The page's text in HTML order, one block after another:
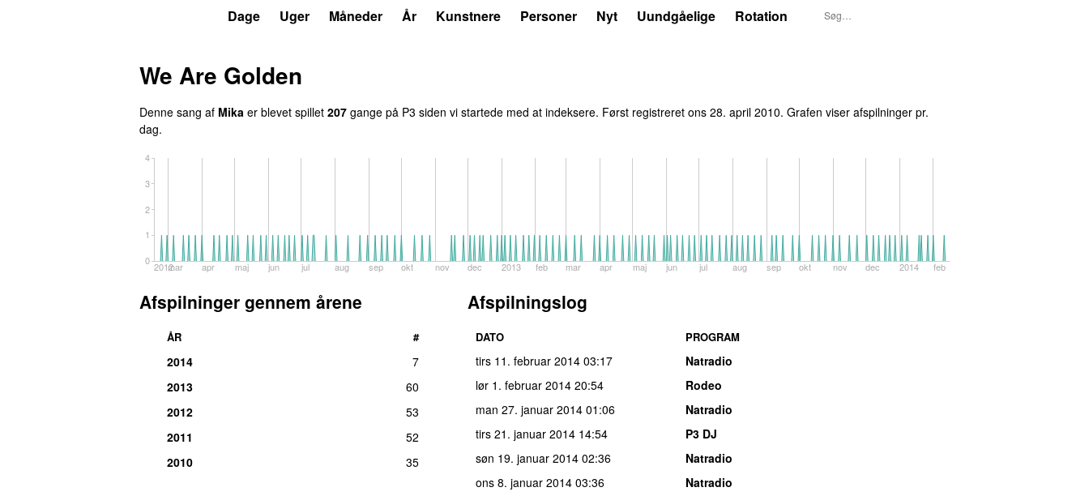
Dage Uger Måneder År Kunstnere Personer Nyt Uundgåelige Rotation
We Are Golden
Denne sang af Mika er blevet spillet 207 gange på P3 siden vi startede med at indeksere. Først registreret ons 28. april 2010. Grafen viser afspilninger pr.
dag.
2012mar apr maj jun jul aug sep okt nov dec 2013 feb mar apr maj jun jul aug sep okt nov dec 2014 feb
0
1
2
3
4
Afspilninger gennem årene
ÅR #
2014
7
2013
60
2012
53
2011
52
2010
35
Afspilningslog
DATO PROGRAM
tirs 11. februar 2014 03:17
Natradio
lør 1. februar 2014 20:54
Rodeo
man 27. januar 2014 01:06
Natradio
tirs 21. januar 2014 14:54
P3 DJ
søn 19. januar 2014 02:36
Natradio
ons 8. januar 2014 03:36
Natradio